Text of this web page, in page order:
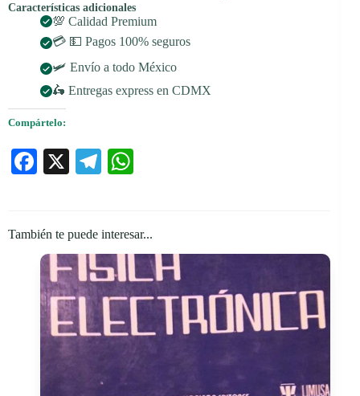
Características adicionales
💯 Calidad Premium
💳 💵 Pagos 100% seguros
🛩️ Envío a todo México
🛵 Entregas express en CDMX
Compártelo:
Fa
ok
X
Te
a
m
A
pp
También te puede interesar...